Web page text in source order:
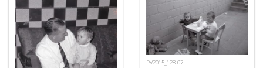
PV2015_128-07